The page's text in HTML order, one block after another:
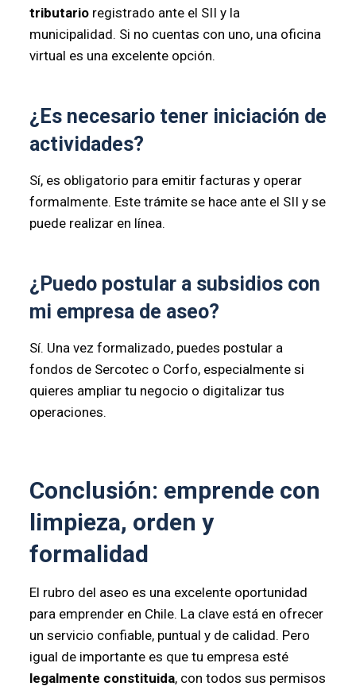
tributarioregistrado ante el SII y la
municipalidad. Si no cuentas con uno, una oficina
virtual es una excelente opción.
¿Es necesario tener iniciación de
actividades?
Sí, es obligatorio para emitir facturas y operar
formalmente. Este trámite se hace ante el SII y se
puede realizar en línea.
¿Puedo postular a subsidios con
mi empresa de aseo?
Sí. Una vez formalizado, puedes postular a
fondos de Sercotec o Corfo, especialmente si
quieres ampliar tu negocio o digitalizar tus
operaciones.
Conclusión: emprende con
limpieza, orden y
formalidad
El rubro del aseo es una excelente oportunidad
para emprender en Chile. La clave está en ofrecer
un servicio confiable, puntual y de calidad. Pero
igual de importante es que tu empresa esté
legalmente constituida, con todos sus permisos